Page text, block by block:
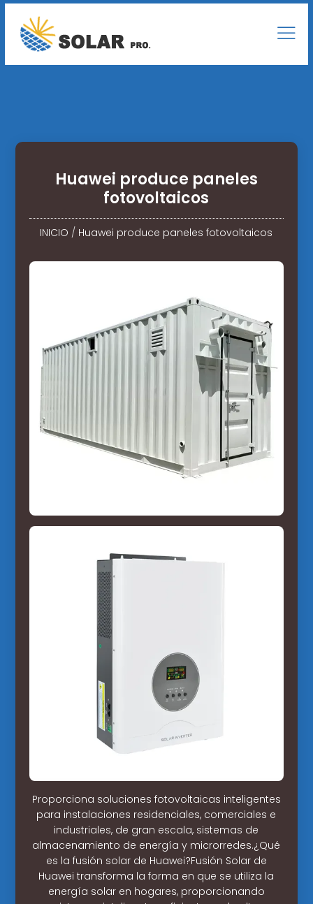
Huawei produce paneles
fotovoltaicos
INICIO / Huawei produce paneles fotovoltaicos
Proporciona soluciones fotovoltaicas inteligentes
para instalaciones residenciales, comerciales e
industriales, de gran escala, sistemas de
almacenamiento de energía y microrredes.¿Qué
es la fusión solar de Huawei?Fusión Solar de
Huawei transforma la forma en que se utiliza la
energía solar en hogares, proporcionando